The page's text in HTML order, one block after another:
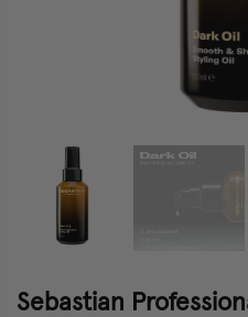
Sebastian